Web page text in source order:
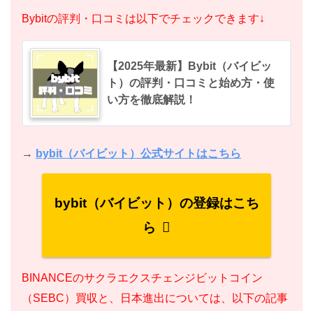
Bybitの評判・口コミは以下でチェックできます↓
【2025年最新】Bybit（バイビッ
ト）の評判・口コミと始め方・使
い方を徹底解説！
→ bybit（バイビット）公式サイトはこちら
bybit（バイビット）の登録はこち
ら
BINANCEのサクラエクスチェンジビットコイン
（SEBC）買収と、日本進出については、以下の記事